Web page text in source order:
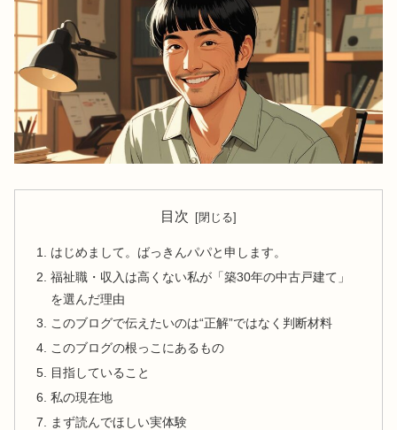
目次
はじめまして。ばっきんパパと申します。
福祉職・収入は高くない私が「築30年の中古戸建て」
を選んだ理由
このブログで伝えたいのは“正解”ではなく判断材料
このブログの根っこにあるもの
目指していること
私の現在地
まず読んでほしい実体験